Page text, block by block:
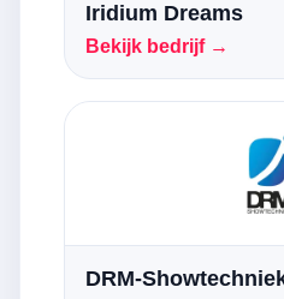
Iridium Dreams
Bekijk bedrijf →
DRM-